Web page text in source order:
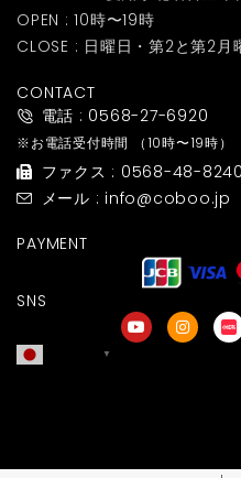
OPEN : 10時〜19時
CLOSE : 日曜日・第2と第2月
CONTACT
電話 : 0568-27-6920
※お電話受付時間 （10時〜19時）
ファクス : 0568-48-8240
メール : info@coboo.jp
PAYMENT
SNS
▼